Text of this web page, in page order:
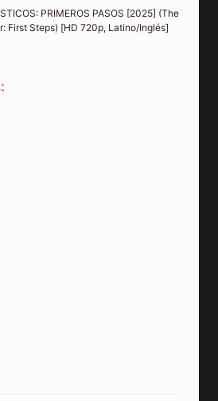
PRIMEROS PASOS [2025] (The
First Steps) [HD 720p, Latino/Inglés]